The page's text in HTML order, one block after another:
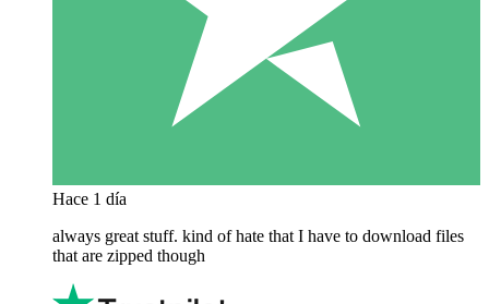
Hace 1 día
always great stuff. kind of hate that I have to download files
that are zipped though